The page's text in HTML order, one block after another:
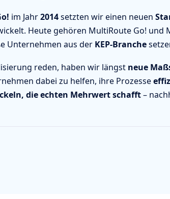
im Jahr2014setzten wir einen neuen
Heute gehören MultiRoute Go! und
Unternehmen aus der KEP-Branche
reden, haben wir längst neue
dabei zu helfen, ihre Prozesse
die echten Mehrwert schafft–